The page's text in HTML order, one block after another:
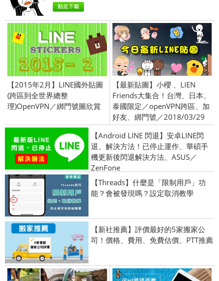
【2015年2月】LINE國外貼圖
(跨區到全世界總整
理)OpenVPN／綁門號圖欣賞
【最新貼圖】小櫻 、LIEN
Friends大集合！台灣、日本、
泰國限定／openVPN跨區、加
好友、綁門號／2018/03/29
【Android LINE 閃退】安卓LINE閃
退、解決方法！已停止運作、華碩手
機更新後閃退解決方法、ASUS／
ZenFone
【Threads】什麼是「限制用戶」功
能？會被發現嗎？設定取消教學
【新社推薦】評價最好的5家搬家公
司！價格、費用、免費估價、PTT推薦